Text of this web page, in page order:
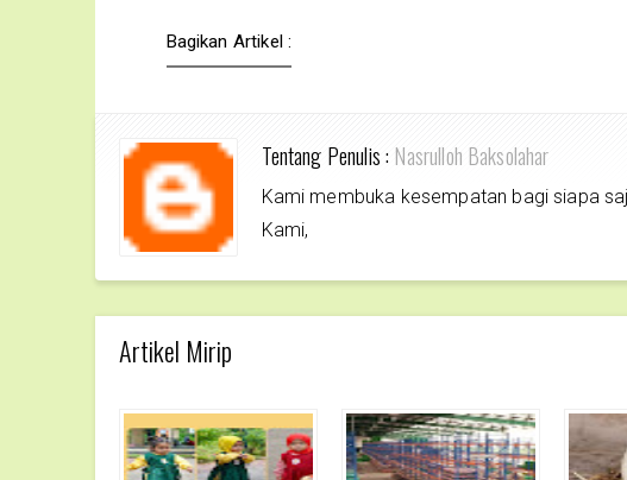
Bagikan Artikel :
Tentang Penulis : Nasrulloh Baksolahar
Kami membuka kesempatan bagi siapa
Kami,
Artikel Mirip